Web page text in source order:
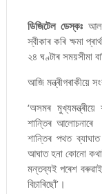
ডিজিটেল ডেস্কঃ
স্বীকাৰ কৰি ক্ষমা
২৪ ঘণ্টাৰ সময়সীমা
আজি মন্ত্ৰীগৰাকীয়ে
‘অসমৰ মুখ্যমন্ত্ৰীয়ে
শান্তিৰ
শান্তিৰ পথত
আঘাত হনা কোনো
মন্তব্যই পৰেশ
বিচাৰিছোঁ’।